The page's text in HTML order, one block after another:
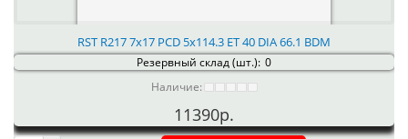
RST R217 7x17 PCD 5x114.3 ET 40 DIA 66.1 BDM
Резервный склад (шт.): 0
Наличие:
11390р.